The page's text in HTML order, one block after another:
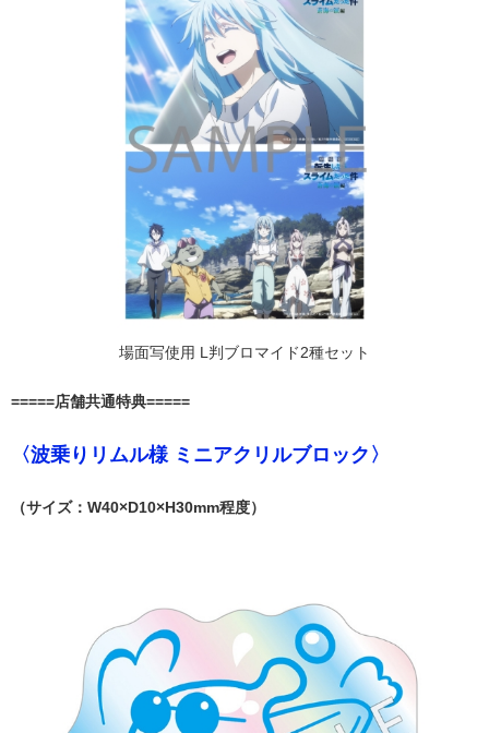
場面写使用 L判ブロマイド2種セット
=====店舗共通特典=====
〈波乗りリムル様 ミニアクリルブロック〉
（サイズ：W40×D10×H30mm程度）